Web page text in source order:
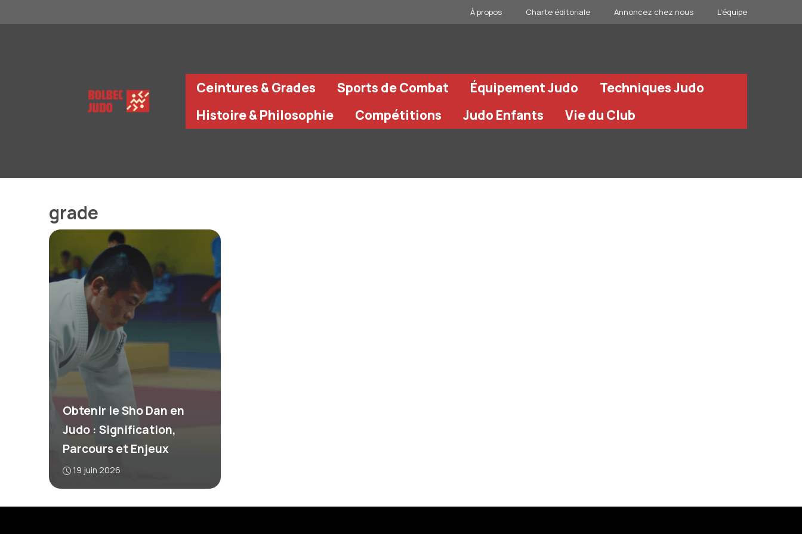
au
À propos Charte éditoriale Annoncez chez nous L’équipe
Ceintures & Grades Sports de Combat Équipement Judo
Techniques Judo
Histoire & Philosophie
Compétitions Judo Enfants Vie du Club
grade
Obtenir le Sho Dan en
Judo : Signification,
Parcours et Enjeux
19 juin 2026